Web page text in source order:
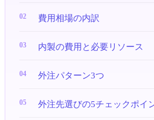
費用相場の内訳
内製の費用と必要リソース
外注パターン3つ
外注先選びの5チェックポイ